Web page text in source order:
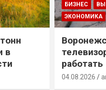
в
БИЗНЕС
ЭКОНОМИКА
работать
04.08.2026